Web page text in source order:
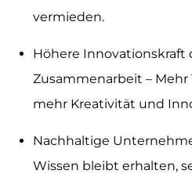
vermieden.
Höhere Innovationskraft
Zusammenarbeit – Mehr
mehr Kreativität und
Nachhaltige
Wissen bleibt erhalten,